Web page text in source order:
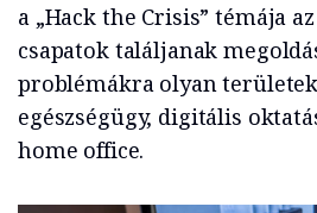
a „Hack the Crisis” témája
csapatok találjanak
problémákra olyan
egészségügy, digitális
home office.